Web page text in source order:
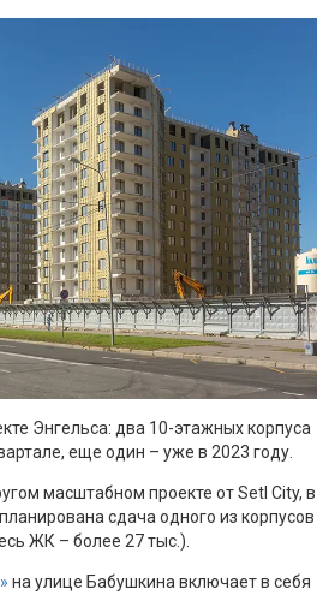
Энгельса: два 10-этажных корпуса
еще один – уже в 2023 году.
масштабном проекте от Setl City, в
сдача одного из корпусов
ЖК – более 27 тыс.).
на улице Бабушкина включает в себя